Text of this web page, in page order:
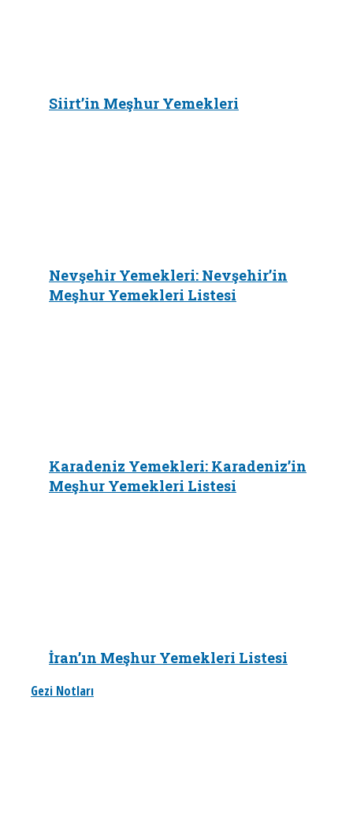
Siirt’in Meşhur Yemekleri
Nevşehir Yemekleri: Nevşehir’in
Meşhur Yemekleri Listesi
Karadeniz Yemekleri: Karadeniz’in
Meşhur Yemekleri Listesi
İran’ın Meşhur Yemekleri Listesi
Gezi Notları